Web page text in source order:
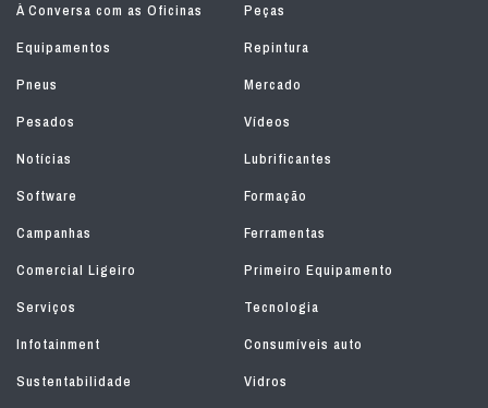
À Conversa com as Oficinas
Peças
Equipamentos
Repintura
Pneus
Mercado
Pesados
Vídeos
Notícias
Lubrificantes
Software
Formação
Campanhas
Ferramentas
Comercial Ligeiro
Primeiro Equipamento
Serviços
Tecnologia
Infotainment
Consumíveis auto
Sustentabilidade
Vidros